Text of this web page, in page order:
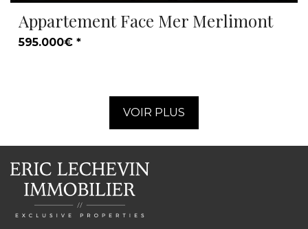
Appartement Face Mer Merlimont
595.000€ *
VOIR PLUS